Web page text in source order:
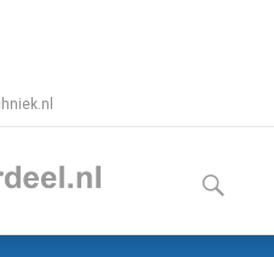
to
content
Zoeken
naar: